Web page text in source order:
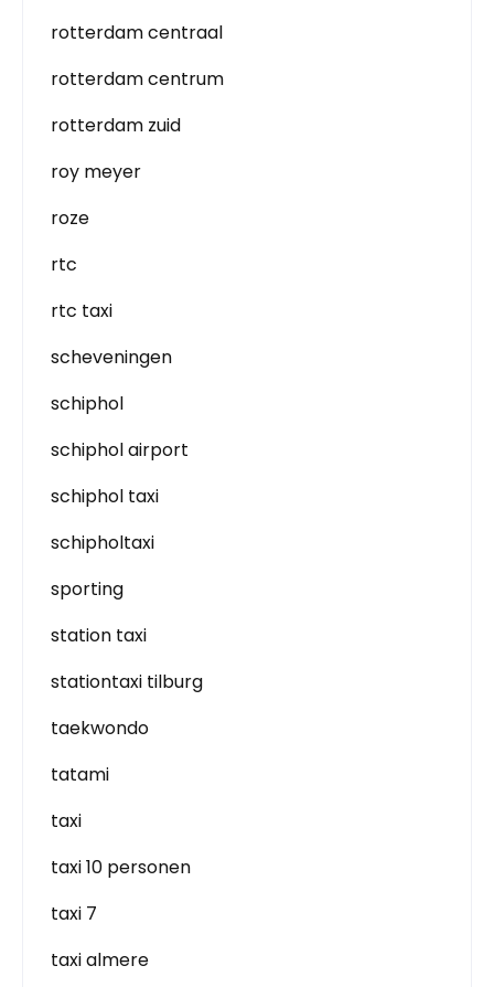
rotterdam centraal
rotterdam centrum
rotterdam zuid
roy meyer
roze
rtc
rtc taxi
scheveningen
schiphol
schiphol airport
schiphol taxi
schipholtaxi
sporting
station taxi
stationtaxi tilburg
taekwondo
tatami
taxi
taxi 10 personen
taxi 7
taxi almere